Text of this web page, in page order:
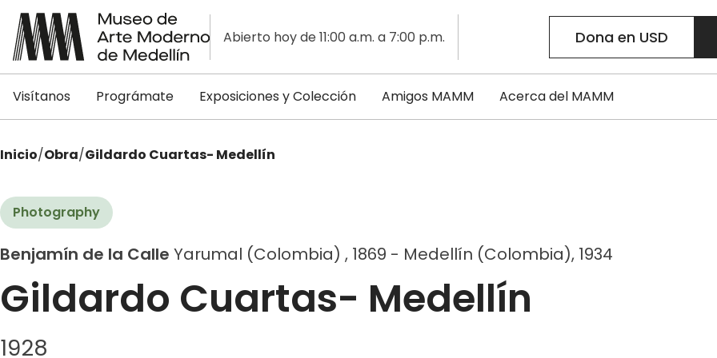
Abierto hoy de 11:00 a.m. a 7:00 p.m. Dona en USD
Visítanos Prográmate Exposiciones y Colección Amigos MAMM Acerca del MAMM
Inicio/Obra/Gildardo Cuartas- Medellín
Photography
Benjamín de la Calle Yarumal (Colombia) , 1869 - Medellín (Colombia), 1934
Gildardo Cuartas- Medellín
1928